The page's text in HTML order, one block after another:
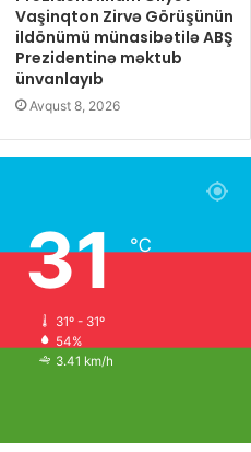
Vaşinqton Zirvə Görüşünün
ildönümü münasibətilə ABŞ
Prezidentinə məktub
ünvanlayıb
Avqust 8, 2026
31℃
31º - 31º
54%
3.41 km/h